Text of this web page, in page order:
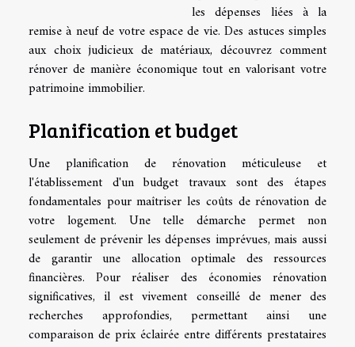
les dépenses liées à la
remise à neuf de votre espace de vie. Des astuces simples
aux choix judicieux de matériaux, découvrez comment
rénover de manière économique tout en valorisant votre
patrimoine immobilier.
Planification et budget
Une planification de rénovation méticuleuse et
l'établissement d'un budget travaux sont des étapes
fondamentales pour maîtriser les coûts de rénovation de
votre logement. Une telle démarche permet non
seulement de prévenir les dépenses imprévues, mais aussi
de garantir une allocation optimale des ressources
financières. Pour réaliser des économies rénovation
significatives, il est vivement conseillé de mener des
recherches approfondies, permettant ainsi une
comparaison de prix éclairée entre différents prestataires